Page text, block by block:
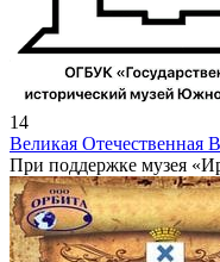
14
Великая Отечественная
При поддержке музея